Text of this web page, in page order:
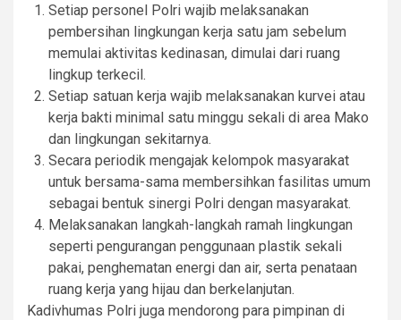
Setiap personel Polri wajib melaksanakan
pembersihan lingkungan kerja satu jam sebelum
memulai aktivitas kedinasan, dimulai dari ruang
lingkup terkecil.
Setiap satuan kerja wajib melaksanakan kurvei atau
kerja bakti minimal satu minggu sekali di area Mako
dan lingkungan sekitarnya.
Secara periodik mengajak kelompok masyarakat
untuk bersama-sama membersihkan fasilitas umum
sebagai bentuk sinergi Polri dengan masyarakat.
Melaksanakan langkah-langkah ramah lingkungan
seperti pengurangan penggunaan plastik sekali
pakai, penghematan energi dan air, serta penataan
ruang kerja yang hijau dan berkelanjutan.
Kadivhumas Polri juga mendorong para pimpinan di